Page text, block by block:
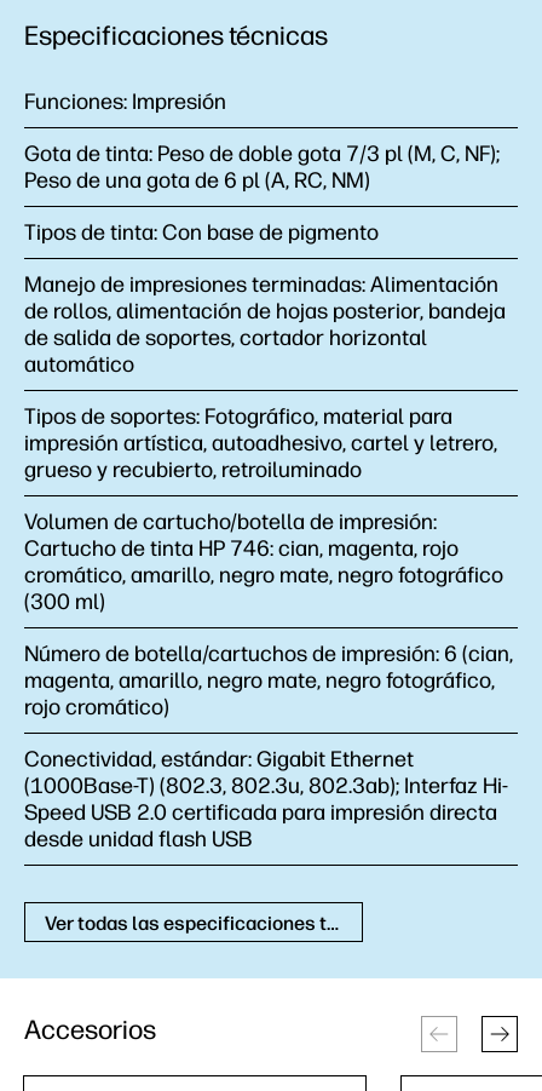
Especificaciones técnicas
Funciones: Impresión
Gota de tinta: Peso de doble gota 7/3 pl (M, C, NF);
Peso de una gota de 6 pl (A, RC, NM)
Tipos de tinta:Con base de pigmento
Manejo de impresiones terminadas:Alimentación
de rollos, alimentación de hojas posterior, bandeja
de salida de soportes, cortador horizontal
automático
Tipos de soportes: Fotográfico, material para
impresión artística, autoadhesivo, cartel y letrero,
grueso y recubierto, retroiluminado
Volumen de cartucho/botella de impresión:
Cartucho de tinta HP 746: cian, magenta, rojo
cromático, amarillo, negro mate, negro fotográfico
(300 ml)
Número de botella/cartuchos de impresión: 6 (cian,
magenta, amarillo, negro mate, negro fotográfico,
rojo cromático)
Conectividad, estándar:Gigabit Ethernet
(1000Base-T) (802.3, 802.3u, 802.3ab); Interfaz Hi-
Speed USB 2.0 certificada para impresión directa
desde unidad flash USB
Ver todas las especificaciones técnicas
Accesorios